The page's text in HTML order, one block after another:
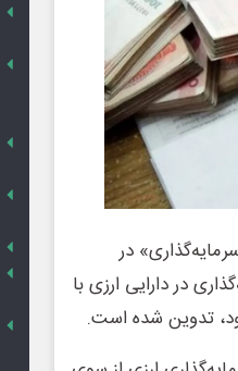
در
در دارایی ارزی با
تدوین شده است.